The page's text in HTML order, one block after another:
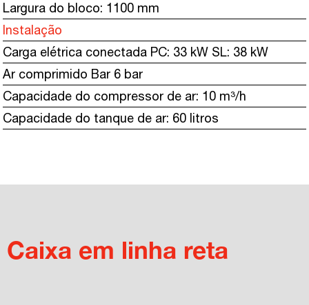
Largura do bloco: 1100 mm
Instalação
Carga elétrica conectada PC: 33 kW SL: 38 kW
Ar comprimido Bar 6 bar
Capacidade do compressor de ar: 10 m³/h
Capacidade do tanque de ar: 60 litros
Caixa em linha reta